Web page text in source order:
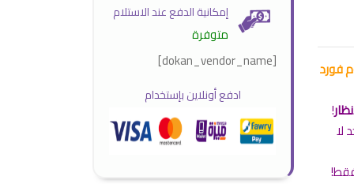
+ توم فورد
!
لا
إمكانية الدفع عند الاستلام
متوفرة
[dokan_vendor_name]
ادفع أونلاين بإستخدام